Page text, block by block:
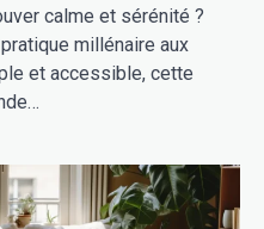
calme et sérénité ?
millénaire aux
et accessible, cette